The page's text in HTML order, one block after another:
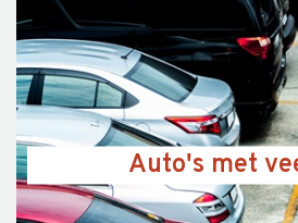
Auto's met